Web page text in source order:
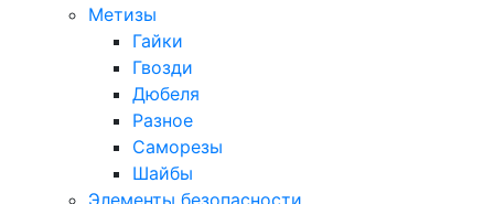
Метизы
Гайки
Гвозди
Дюбеля
Разное
Саморезы
Шайбы
Элементы безопасности